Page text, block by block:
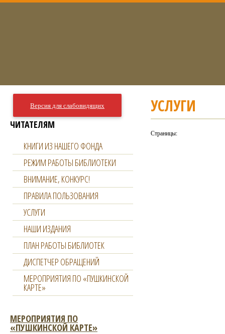
УСЛУГИ
Страницы:
Версия для слабовидящих
ЧИТАТЕЛЯМ
КНИГИ ИЗ НАШЕГО ФОНДА
РЕЖИМ РАБОТЫ БИБЛИОТЕКИ
ВНИМАНИЕ, КОНКУРС!
ПРАВИЛА ПОЛЬЗОВАНИЯ
УСЛУГИ
НАШИ ИЗДАНИЯ
ПЛАН РАБОТЫ БИБЛИОТЕК
ДИСПЕТЧЕР ОБРАЩЕНИЙ
МЕРОПРИЯТИЯ ПО «ПУШКИНСКОЙ
КАРТЕ»
МЕРОПРИЯТИЯ ПО
«ПУШКИНСКОЙ КАРТЕ»